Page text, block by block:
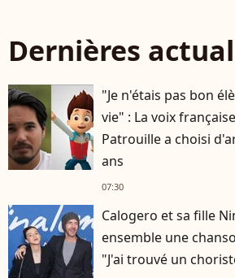
Dernières
"Je n'étais pas bon
vie" : La voix
Patrouille a choisi
ans
07:30
Calogero et sa fille
ensemble une
"J'ai trouvé un